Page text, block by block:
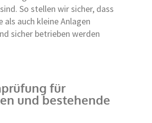
So stellen wir sicher, dass
auch kleine Anlagen
sicher betrieben werden
für
und bestehende